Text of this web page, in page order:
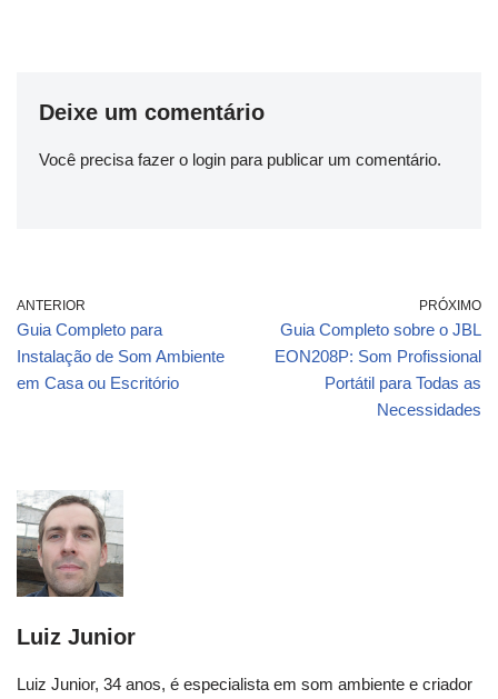
Deixe um comentário
Você precisa fazer o login para publicar um comentário.
ANTERIOR
Guia Completo para
Instalação de Som Ambiente
em Casa ou Escritório
PRÓXIMO
Guia Completo sobre o JBL
EON208P: Som Profissional
Portátil para Todas as
Necessidades
Luiz Junior
Luiz Junior, 34 anos, é especialista em som ambiente e criador